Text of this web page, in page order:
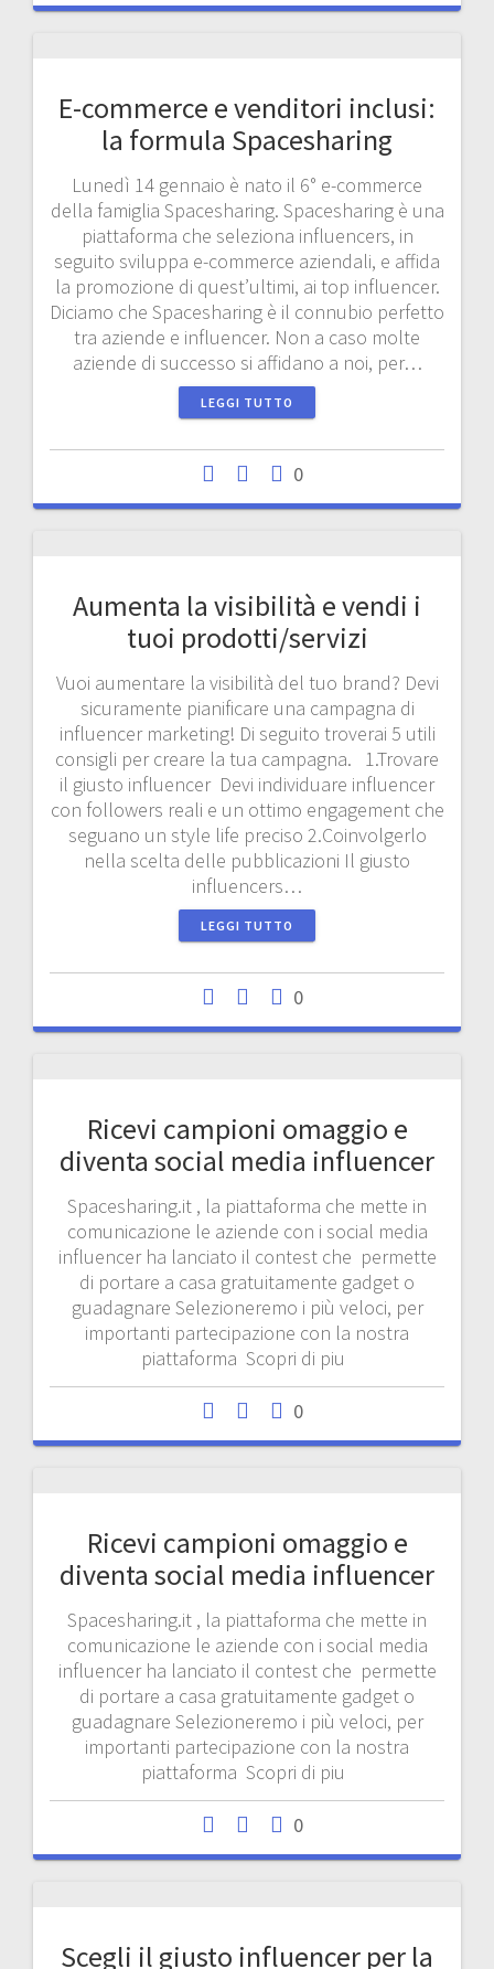
E-commerce e venditori inclusi:
la formula Spacesharing
Lunedì 14 gennaio è nato il 6° e-commerce
della famiglia Spacesharing. Spacesharing è una
piattaforma che seleziona influencers, in
seguito sviluppa e-commerce aziendali, e affida
la promozione di quest’ultimi, ai top influencer.
Diciamo che Spacesharing è il connubio perfetto
tra aziende e influencer. Non a caso molte
aziende di successo si affidano a noi, per…
LEGGI TUTTO
0
Aumenta la visibilità e vendi i
tuoi prodotti/servizi
Vuoi aumentare la visibilità del tuo brand? Devi
sicuramente pianificare una campagna di
influencer marketing! Di seguito troverai 5 utili
consigli per creare la tua campagna. 1.Trovare
il giusto influencer Devi individuare influencer
con followers reali e un ottimo engagement che
seguano un style life preciso 2.Coinvolgerlo
nella scelta delle pubblicazioni Il giusto
influencers…
LEGGI TUTTO
0
Ricevi campioni omaggio e
diventa social media influencer
Spacesharing.it , la piattaforma che mette in
comunicazione le aziende con i social media
influencer ha lanciato il contest che permette
di portare a casa gratuitamente gadget o
guadagnare Selezioneremo i più veloci, per
importanti partecipazione con la nostra
piattaforma Scopri di piu
0
Ricevi campioni omaggio e
diventa social media influencer
Spacesharing.it , la piattaforma che mette in
comunicazione le aziende con i social media
influencer ha lanciato il contest che permette
di portare a casa gratuitamente gadget o
guadagnare Selezioneremo i più veloci, per
importanti partecipazione con la nostra
piattaforma Scopri di piu
0
Scegli il giusto influencer per la